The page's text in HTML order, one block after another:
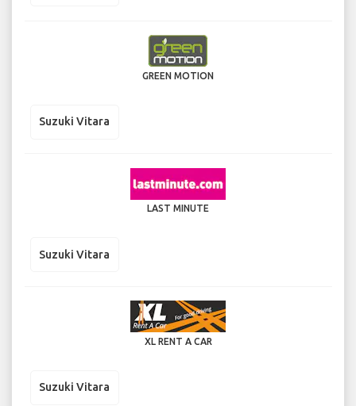
GREEN MOTION
Suzuki Vitara
LAST MINUTE
Suzuki Vitara
XL RENT A CAR
Suzuki Vitara